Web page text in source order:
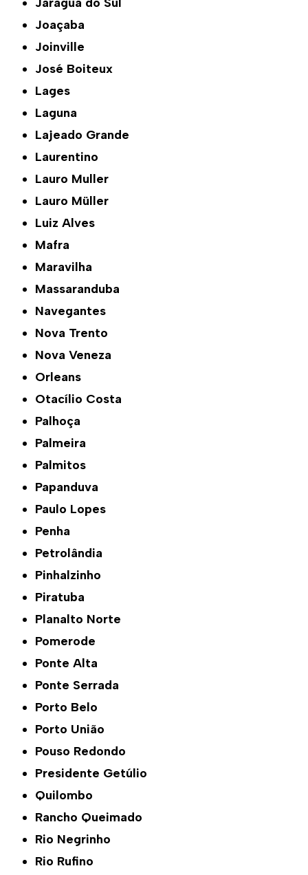
Joaçaba
Joinville
José Boiteux
Lages
Laguna
Lajeado Grande
Laurentino
Lauro Muller
Lauro Müller
Luiz Alves
Mafra
Maravilha
Massaranduba
Navegantes
Nova Trento
Nova Veneza
Orleans
Otacílio Costa
Palhoça
Palmeira
Palmitos
Papanduva
Paulo Lopes
Penha
Petrolândia
Pinhalzinho
Piratuba
Planalto Norte
Pomerode
Ponte Alta
Ponte Serrada
Porto Belo
Porto União
Pouso Redondo
Presidente Getúlio
Quilombo
Rancho Queimado
Rio Negrinho
Rio Rufino